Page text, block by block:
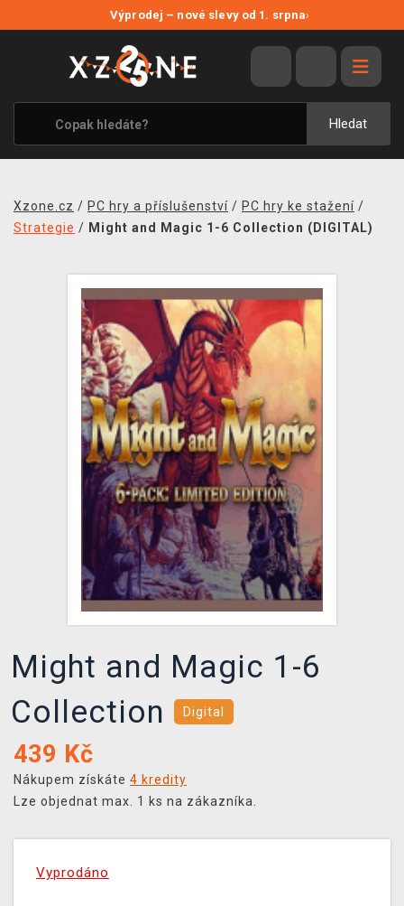
Výprodej – nové slevy od 1. srpna›
Hledat
VÝPRODEJ
VIDEOHRY
XZONE ORIGINALS
TÉMATIKY
MERCHANDISE
KONTAKT
PRODEJNY
DOPRAVA
XZONE KLUB
TCG & BOARDGAME HUB
VÝKUP HER (BAZAR)
Xzone.cz / PC hry a příslušenství / PC hry ke stažení /
Strategie / Might and Magic 1-6 Collection (DIGITAL)
Might and Magic 1-6
Collection
Digital
439 Kč
Nákupem získáte 4 kredity
Lze objednat max. 1 ks na zákazníka.
Vyprodáno